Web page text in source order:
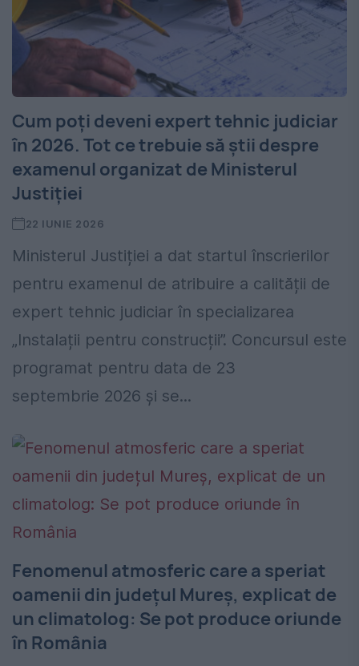
Cum poți deveni expert tehnic judiciar
în 2026. Tot ce trebuie să știi despre
examenul organizat de Ministerul
Justiției
22 IUNIE 2026
Ministerul Justiției a dat startul înscrierilor
pentru examenul de atribuire a calității de
expert tehnic judiciar în specializarea
„Instalații pentru construcții”. Concursul este
programat pentru data de 23
septembrie 2026 și se...
Fenomenul atmosferic care a speriat
oamenii din județul Mureș, explicat de
un climatolog: Se pot produce oriunde
în România